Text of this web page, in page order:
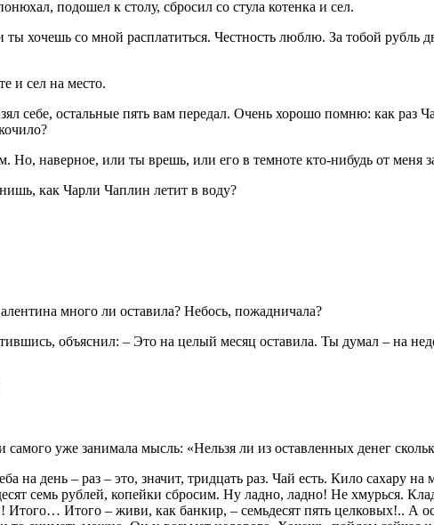
подошел к столу, сбросил со стула котенка и сел.
хочешь со мной расплатиться. Честность люблю. За тобой рубль
и сел на место.
остальные пять вам передал. Очень хорошо помню: как раз
Но, наверное, или ты врешь, или его в темноте кто-нибудь от меня
как Чарли Чаплин летит в воду?
много ли оставила? Небось, пожадничала?
объяснил: – Это на целый месяц оставила. Ты думал – на
уже занимала мысль: «Нельзя ли из оставленных денег
день – раз – это, значит, тридцать раз. Чай есть. Кило сахару на
семь рублей, копейки сбросим. Ну ладно, ладно! Не хмурься.
Итого… Итого – живи, как банкир, – семьдесят пять целковых!.. А